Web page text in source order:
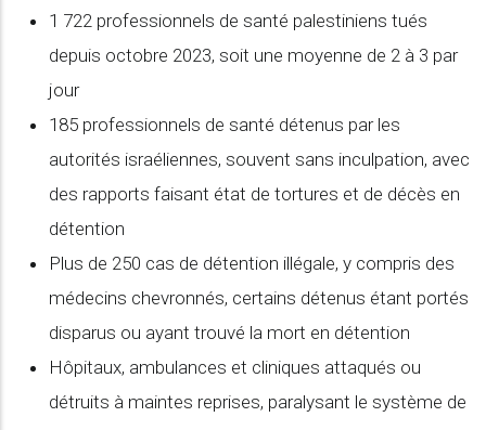
1 722 professionnels de santé palestiniens tués
depuis octobre 2023, soit une moyenne de 2 à 3 par
jour
185 professionnels de santé détenus par les
autorités israéliennes, souvent sans inculpation, avec
des rapports faisant état de tortures et de décès en
détention
Plus de 250 cas de détention illégale, y compris des
médecins chevronnés, certains détenus étant portés
disparus ou ayant trouvé la mort en détention
Hôpitaux, ambulances et cliniques attaqués ou
détruits à maintes reprises, paralysant le système de